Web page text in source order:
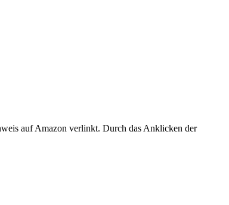
auf Amazon verlinkt. Durch das Anklicken der